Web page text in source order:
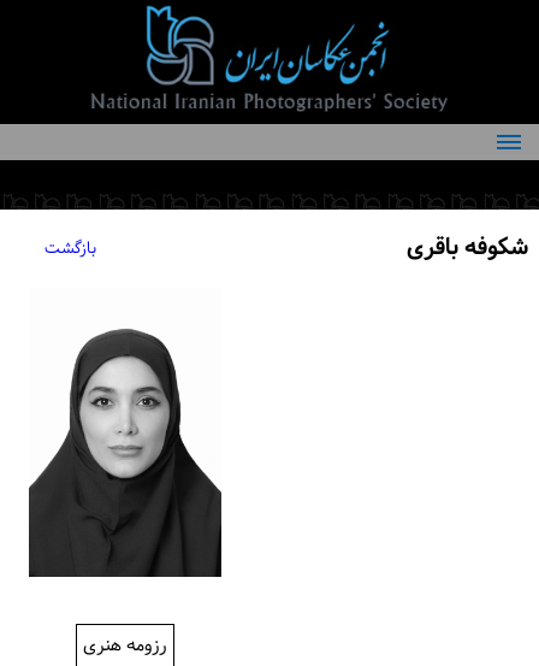
درباره انجمن
کمیته‌های انجمن
شکوفه باقری بازگشت
رزومه هنری